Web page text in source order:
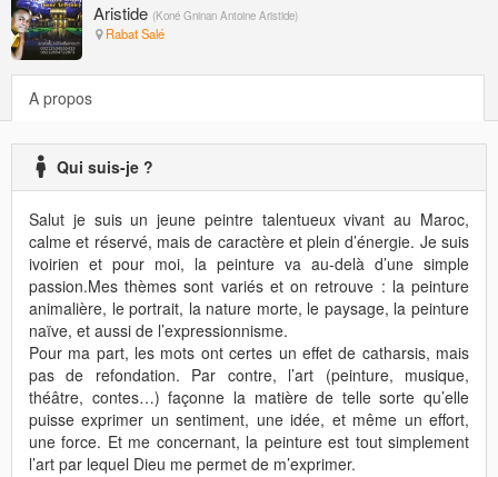
Aristide (Koné Gninan Antoine Aristide)
Rabat Salé
A propos
Qui suis-je ?
Salut je suis un jeune peintre talentueux vivant au Maroc,
calme et réservé, mais de caractère et plein d’énergie. Je suis
ivoirien et pour moi, la peinture va au-delà d’une simple
passion.Mes thèmes sont variés et on retrouve : la peinture
animalière, le portrait, la nature morte, le paysage, la peinture
naïve, et aussi de l’expressionnisme.
Pour ma part, les mots ont certes un effet de catharsis, mais
pas de refondation. Par contre, l’art (peinture, musique,
théâtre, contes…) façonne la matière de telle sorte qu’elle
puisse exprimer un sentiment, une idée, et même un effort,
une force. Et me concernant, la peinture est tout simplement
l’art par lequel Dieu me permet de m’exprimer.